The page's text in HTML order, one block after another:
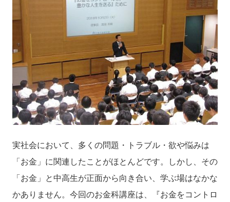
実社会において、多くの問題・トラブル・欲や悩みは
「お金」に関連したことがほとんどです。しかし、その
「お金」と中高生が正面から向き合い、学ぶ場はなかな
かありません。今回のお金科講座は、『お金をコントロ